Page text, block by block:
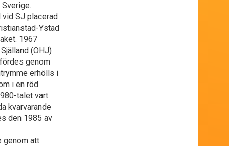
vid SJ placerad
Ystad
1967
(OHJ)
genom
erhölls i
i en röd
talet vart
kvarvarande
den 1985 av
genom att